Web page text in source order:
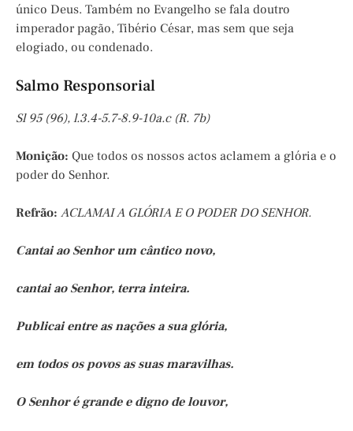
único Deus. Também no Evangelho se fala doutro
imperador pagão, Tibério César, mas sem que seja
elogiado, ou condenado.
Salmo Responsorial
Sl 95 (96), l.3.4-5.7-8.9-10a.c (R. 7b)
Monição: Que todos os nossos actos aclamem a glória e o
poder do Senhor.
Refrão: ACLAMAI A GLÓRIA E O PODER DO SENHOR.
Cantai ao Senhor um cântico novo,
cantai ao Senhor, terra inteira.
Publicai entre as nações a sua glória,
em todos os povos as suas maravilhas.
O Senhor é grande e digno de louvor,